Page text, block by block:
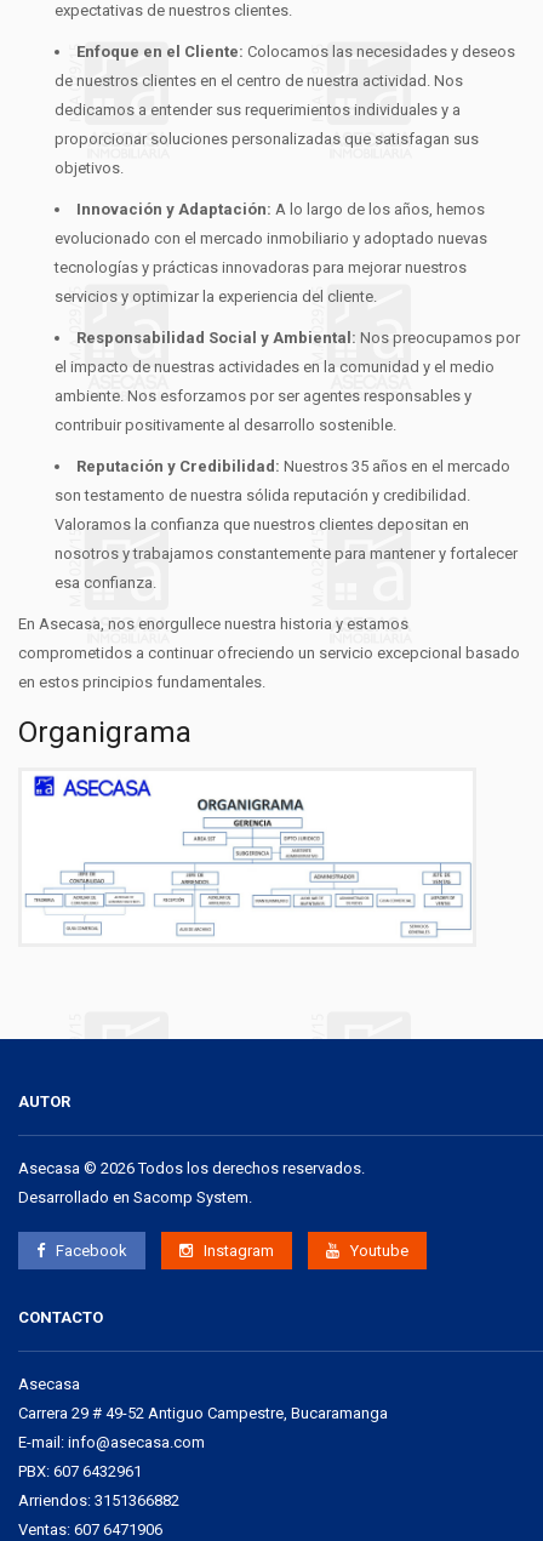
expectativas de nuestros clientes.
Enfoque en el Cliente: Colocamos las necesidades y deseos
de nuestros clientes en el centro de nuestra actividad. Nos
dedicamos a entender sus requerimientos individuales y a
proporcionar soluciones personalizadas que satisfagan sus
objetivos.
Innovación y Adaptación: A lo largo de los años, hemos
evolucionado con el mercado inmobiliario y adoptado nuevas
tecnologías y prácticas innovadoras para mejorar nuestros
servicios y optimizar la experiencia del cliente.
Responsabilidad Social y Ambiental: Nos preocupamos por
el impacto de nuestras actividades en la comunidad y el medio
ambiente. Nos esforzamos por ser agentes responsables y
contribuir positivamente al desarrollo sostenible.
Reputación y Credibilidad: Nuestros 35 años en el mercado
son testamento de nuestra sólida reputación y credibilidad.
Valoramos la confianza que nuestros clientes depositan en
nosotros y trabajamos constantemente para mantener y fortalecer
esa confianza.
En Asecasa, nos enorgullece nuestra historia y estamos
comprometidos a continuar ofreciendo un servicio excepcional basado
en estos principios fundamentales.
Organigrama
AUTOR
Asecasa © 2026 Todos los derechos reservados.
Desarrollado en Sacomp System.
Facebook Instagram Youtube
CONTACTO
Asecasa
Carrera 29 # 49-52 Antiguo Campestre, Bucaramanga
E-mail: info@asecasa.com
PBX: 607 6432961
Arriendos: 3151366882
Ventas: 607 6471906